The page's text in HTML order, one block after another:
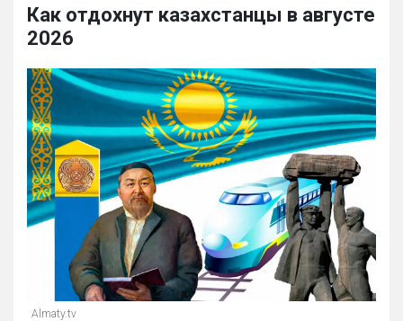
Как отдохнут казахстанцы в августе
2026
Almaty.tv